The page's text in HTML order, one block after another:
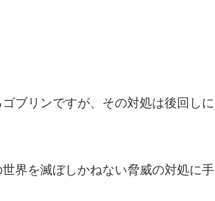
ブリンですが、その対処は後回しに
界を滅ぼしかねない脅威の対処に手